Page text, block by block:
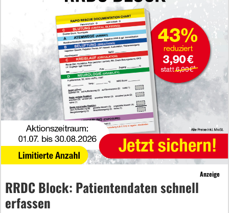
Anzeige
RRDC Block: Patientendaten schnell
erfassen